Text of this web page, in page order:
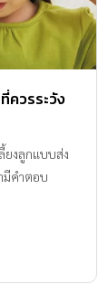
ควรระวัง
งลูกแบบส่ง
มีคำตอบ